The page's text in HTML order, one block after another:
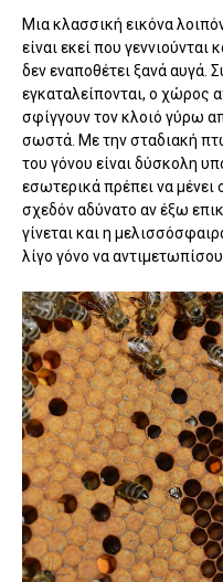
Μια κλασσική εικόνα
είναι εκεί που
δεν εναποθέτει ξανά αυγά.
εγκαταλείπονται, ο χώρος
σφίγγουν τον κλοιό γύρω
σωστά. Με την σταδιακή
του γόνου είναι δύσκολη
εσωτερικά πρέπει να
σχεδόν αδύνατο αν έξω
γίνεται και η
λίγο γόνο να